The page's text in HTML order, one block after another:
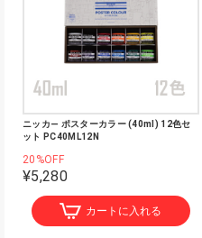
ニッカ― ポスターカラー (40ml) 12色セ
ット PC40ML12N
20%OFF
¥5,280
カートに入れる